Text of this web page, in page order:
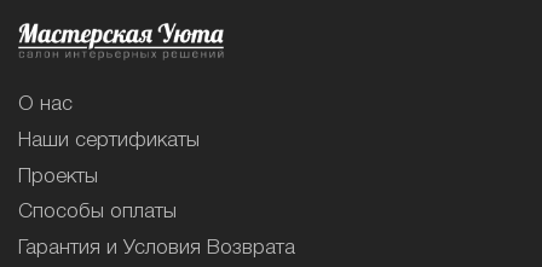
О нас
Наши сертификаты
Проекты
Способы оплаты
Гарантия и Условия Возврата